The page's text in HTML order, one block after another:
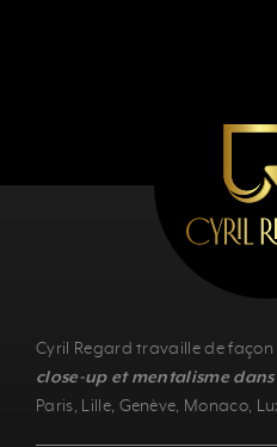
Cyril Regard travaille de façon
close-up et mentalisme
Paris, Lille, Genève, Monaco,